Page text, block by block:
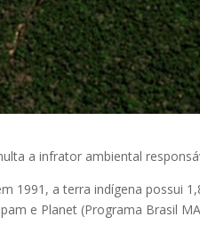
a infrator ambiental
1991, a terra indígena possui
e Planet (Programa Brasil